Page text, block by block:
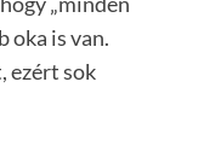
oka is van.
ezért sok